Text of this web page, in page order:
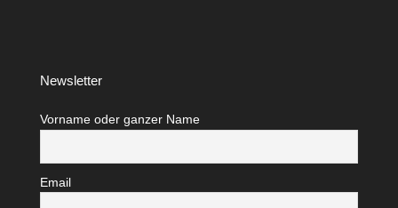
Newsletter
Vorname oder ganzer Name
Email